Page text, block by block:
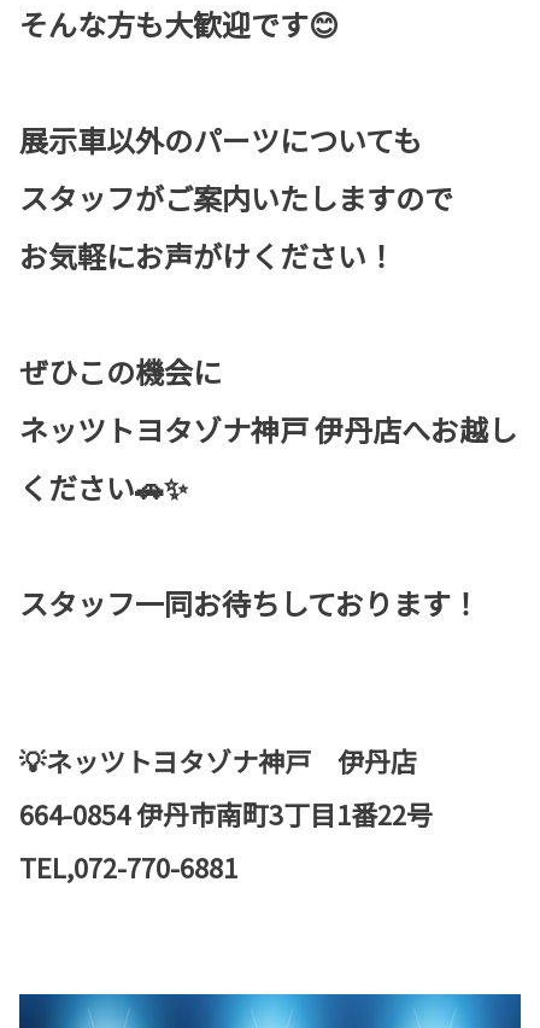
そんな方も大歓迎です😊
展示車以外のパーツについても
スタッフがご案内いたしますので
お気軽にお声がけください！
ぜひこの機会に
ネッツトヨタゾナ神戸 伊丹店へお越し
ください🚗✨
スタッフ一同お待ちしております！
💡ネッツトヨタゾナ神戸 伊丹店
664-0854 伊丹市南町3丁目1番22号
TEL,072-770-6881